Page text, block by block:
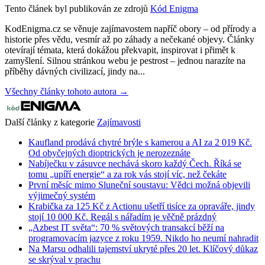
Tento článek byl publikován ze zdrojů Kód Enigma
KodEnigma.cz se věnuje zajímavostem napříč obory – od přírody a
historie přes vědu, vesmír až po záhady a nečekané objevy. Články
otevírají témata, která dokážou překvapit, inspirovat i přimět k
zamyšlení. Silnou stránkou webu je pestrost – jednou narazíte na
příběhy dávných civilizací, jindy na...
Všechny články tohoto autora →
Další články z kategorie Zajímavosti
Kaufland prodává chytré brýle s kamerou a AI za 2 019 Kč.
Od obyčejných dioptrických je nerozeznáte
Nabíječku v zásuvce nechává skoro každý Čech. Říká se
tomu „upíří energie“ a za rok vás stojí víc, než čekáte
První měsíc mimo Sluneční soustavu: Vědci možná objevili
výjimečný systém
Krabička za 125 Kč z Actionu ušetří tisíce za opraváře, jindy
stojí 10 000 Kč. Regál s nářadím je věčně prázdný
„Azbest IT světa“: 70 % světových transakcí běží na
programovacím jazyce z roku 1959. Nikdo ho neumí nahradit
Na Marsu odhalili tajemství ukryté přes 20 let. Klíčový důkaz
se skrýval v prachu